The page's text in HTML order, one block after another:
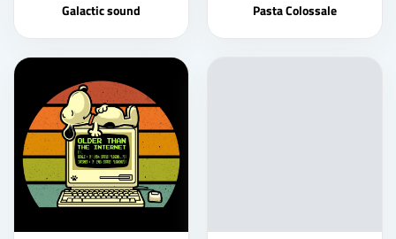
Galactic sound Pasta Colossale